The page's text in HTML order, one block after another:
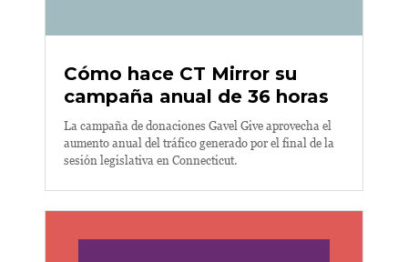
Cómo hace CT Mirror su
campaña anual de 36 horas
La campaña de donaciones Gavel Give aprovecha el
aumento anual del tráfico generado por el final de la
sesión legislativa en Connecticut.